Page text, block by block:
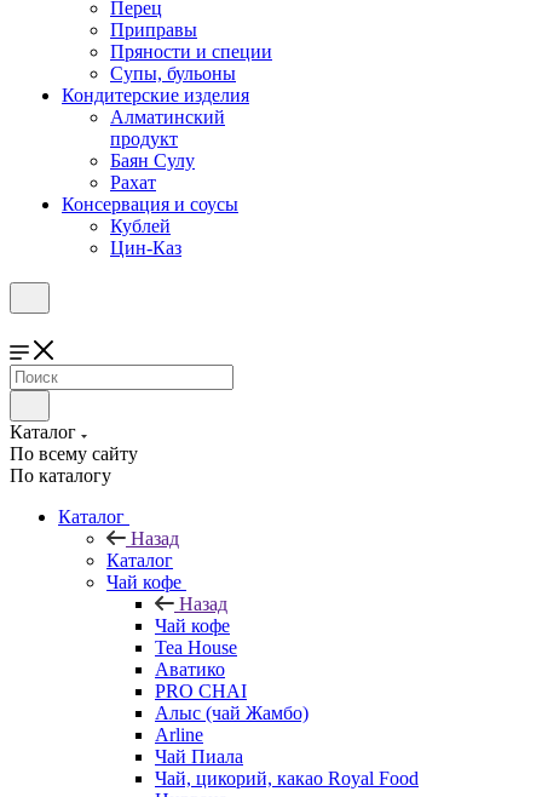
Перец
Приправы
Пряности и специи
Супы, бульоны
Кондитерские изделия
Алматинский
продукт
Баян Сулу
Рахат
Консервация и соусы
Кублей
Цин-Каз
Каталог
По всему сайту
По каталогу
Каталог
Назад
Каталог
Чай кофе
Назад
Чай кофе
Tea House
Аватико
PRO CHAI
Алыс (чай Жамбо)
Arline
Чай Пиала
Чай, цикорий, какао Royal Food